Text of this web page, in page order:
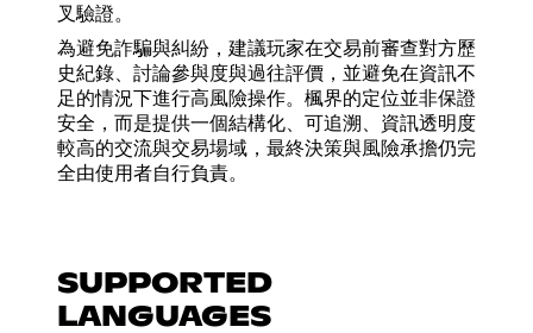
叉驗證。
為避免詐騙與糾紛，建議玩家在交易前審查對方歷
史紀錄、討論參與度與過往評價，並避免在資訊不
足的情況下進行高風險操作。楓界的定位並非保證
安全，而是提供一個結構化、可追溯、資訊透明度
較高的交流與交易場域，最終決策與風險承擔仍完
全由使用者自行負責。
SUPPORTED
LANGUAGES